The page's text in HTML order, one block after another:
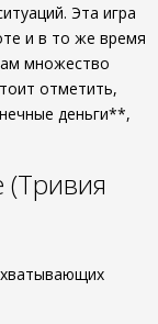
Эта игра
и в то же время
множество
отметить,
деньги**,
(Тривия